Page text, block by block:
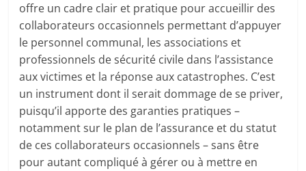
offre un cadre clair et pratique pour accueillir des
collaborateurs occasionnels permettant d’appuyer
le personnel communal, les associations et
professionnels de sécurité civile dans l’assistance
aux victimes et la réponse aux catastrophes. C’est
un instrument dont il serait dommage de se priver,
puisqu’il apporte des garanties pratiques –
notamment sur le plan de l’assurance et du statut
de ces collaborateurs occasionnels – sans être
pour autant compliqué à gérer ou à mettre en